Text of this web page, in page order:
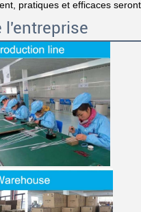
pratiques et efficaces
l'entreprise